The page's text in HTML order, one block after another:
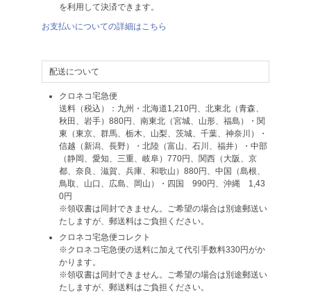
を利用して決済できます。
お支払いについての詳細はこちら
配送について
クロネコ宅急便
送料（税込）：九州・北海道1,210円、北東北（青森、
秋田、岩手）880円、南東北（宮城、山形、福島）・関
東（東京、群馬、栃木、山梨、茨城、千葉、神奈川）・
信越（新潟、長野）・北陸（富山、石川、福井）・中部
（静岡、愛知、三重、岐阜）770円、関西（大阪、京
都、奈良、滋賀、兵庫、和歌山）880円、中国（島根、
鳥取、山口、広島、岡山）・四国 990円、沖縄 1,43
0円
※領収書は同封できません。ご希望の場合は別途郵送い
たしますが、郵送料はご負担ください。
クロネコ宅急便コレクト
※クロネコ宅急便の送料に加えて代引手数料330円がか
かります。
※領収書は同封できません。ご希望の場合は別途郵送い
たしますが、郵送料はご負担ください。